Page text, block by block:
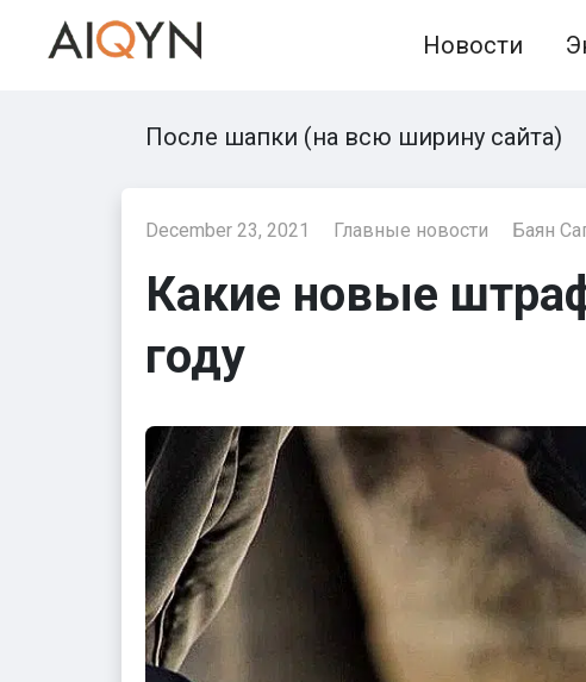
Новости
После шапки (на всю ширину сайта)
December 23, 2021 Главные новости Баян
Какие новые
году